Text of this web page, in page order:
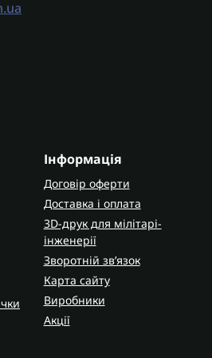
водостійкість і
корпусу;
будь-яких умовах;
або акумулятора;
– від секундоміра до компаса
пилу та ударів;
кольори, що
в екіпірування.
годинники?
для військових, варто
Інформація
Договір оферти
Доставка і оплата
3D-друк для мілітарі-
інженерії
Зворотній зв’язок
Карта сайту
Виробники
Акції